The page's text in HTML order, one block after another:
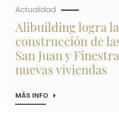
Actualidad
Alibuilding logra
construcción de
San Juan y
nuevas viviendas
MÁS INFO SOBRE